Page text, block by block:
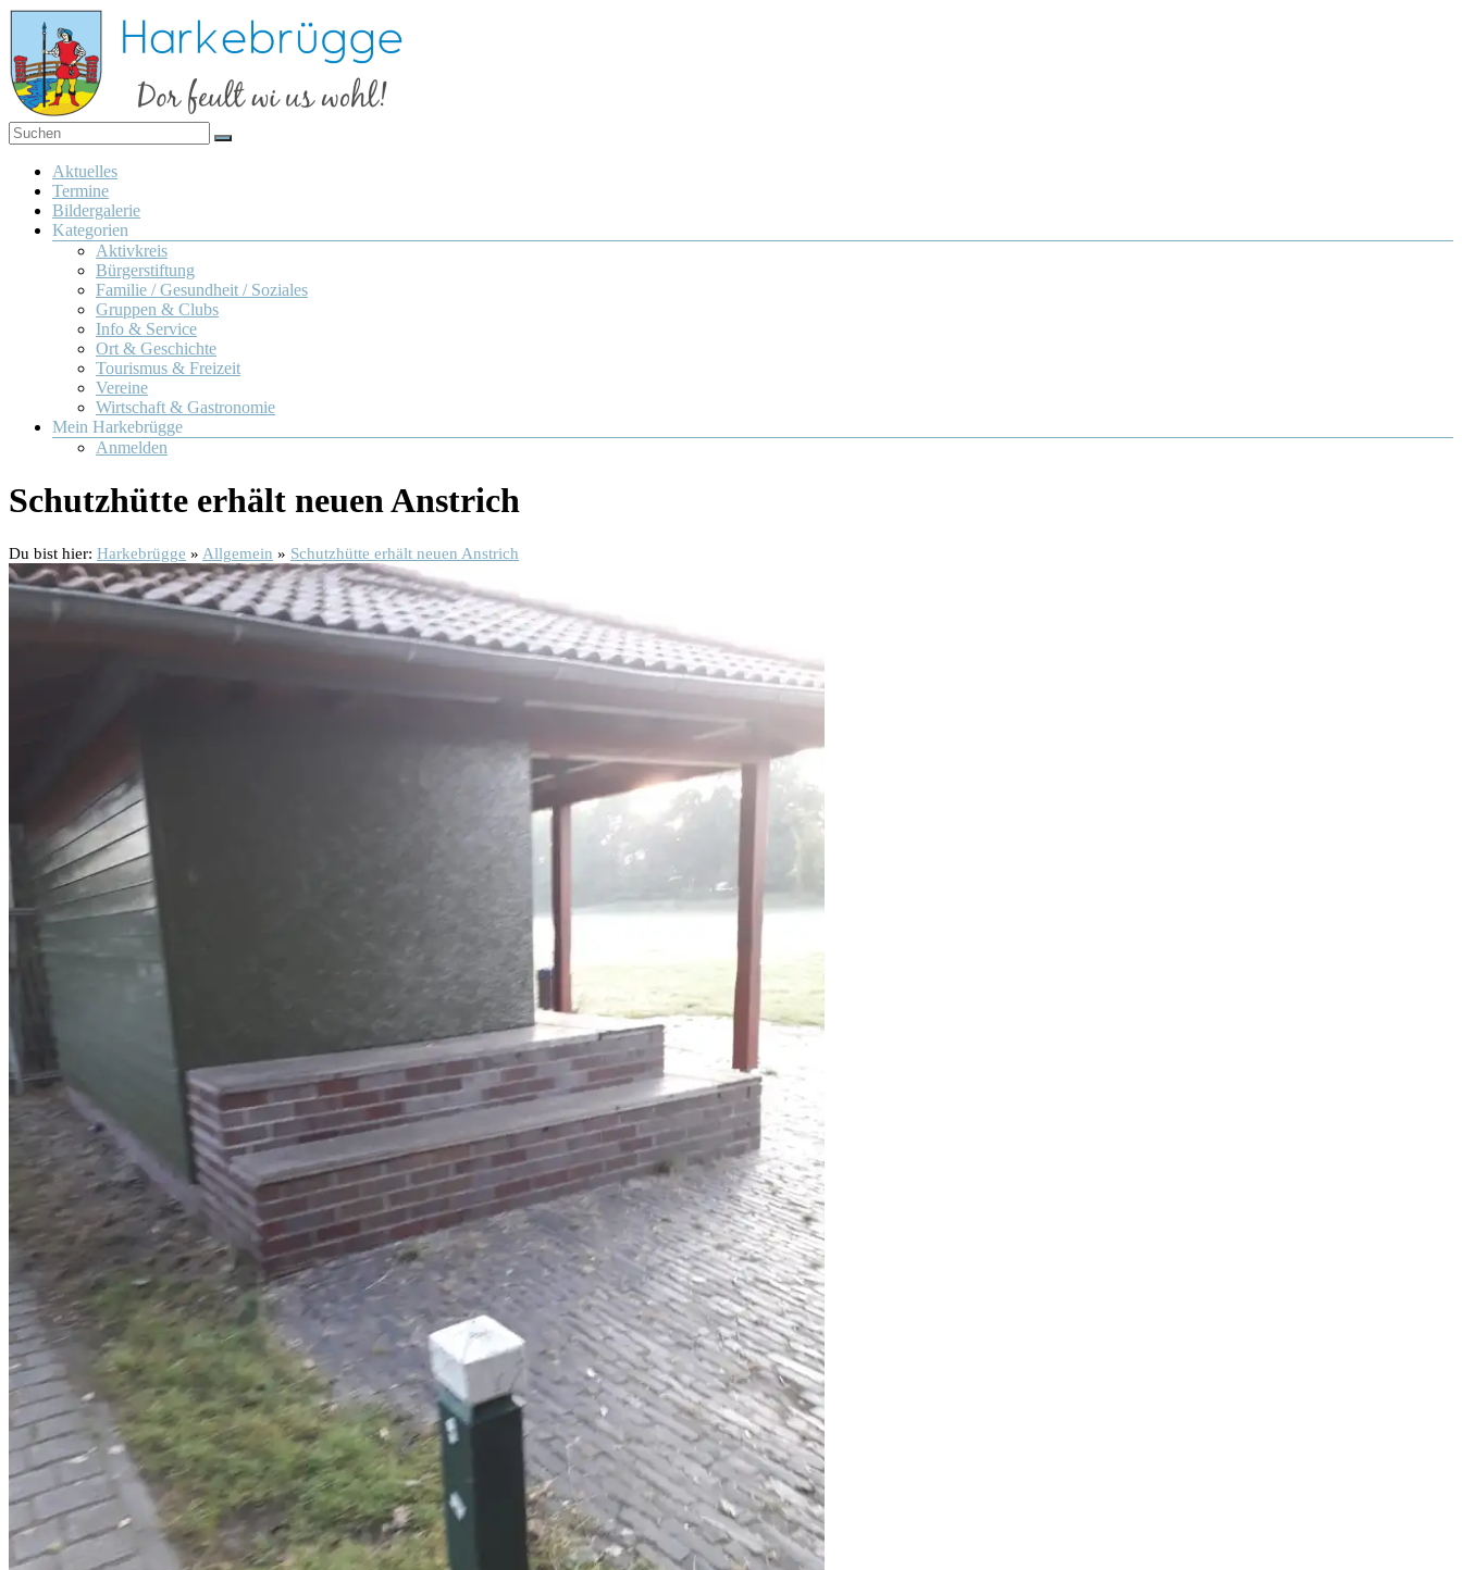
Zum
Inhalt
springen
Harkebrügge
Dor
feult
wi us
wohl!
Menü
Aktuelles
Termine
Bildergalerie
Kategorien
Aktivkreis
Bürgerstiftung
Familie / Gesundheit / Soziales
Gruppen & Clubs
Info & Service
Ort & Geschichte
Tourismus & Freizeit
Vereine
Wirtschaft & Gastronomie
Mein Harkebrügge
Anmelden
Schutzhütte erhält neuen Anstrich
Du bist hier: Harkebrügge » Allgemein » Schutzhütte erhält neuen Anstrich